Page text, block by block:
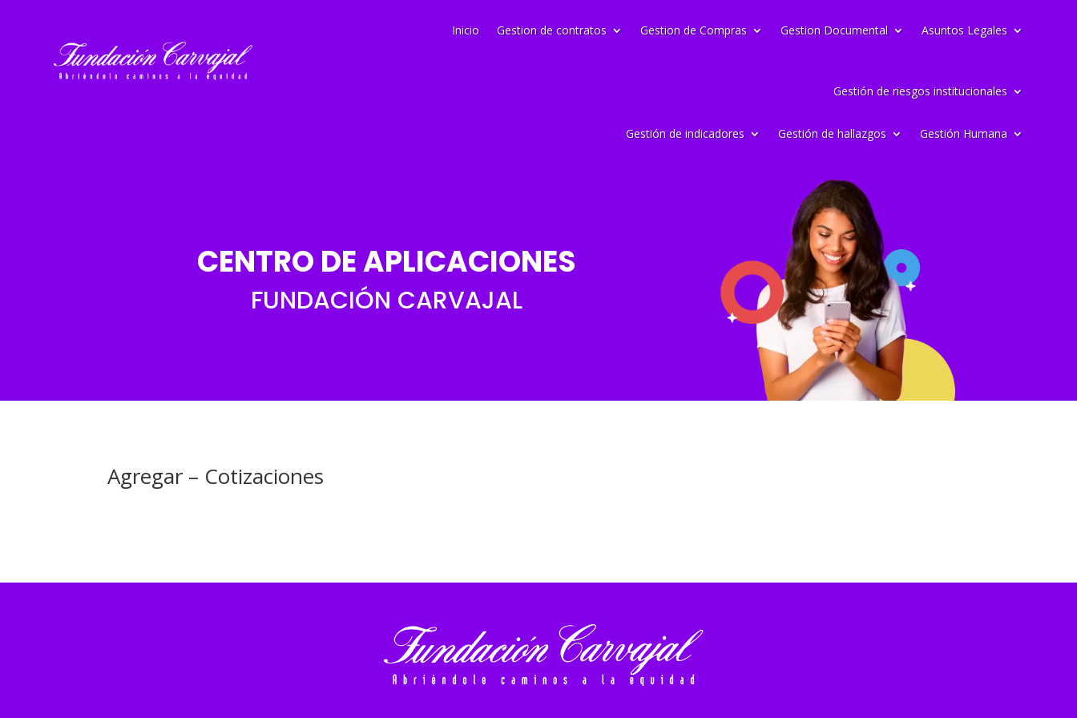
Inicio Gestion de contratos Gestion de Compras Gestion Documental Asuntos Legales
Gestión de riesgos institucionales
Gestión de indicadores Gestión de hallazgos Gestión Humana
CENTRO DE APLICACIONES
FUNDACIÓN CARVAJAL
Agregar – Cotizaciones